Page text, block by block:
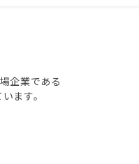
企業である
ます。